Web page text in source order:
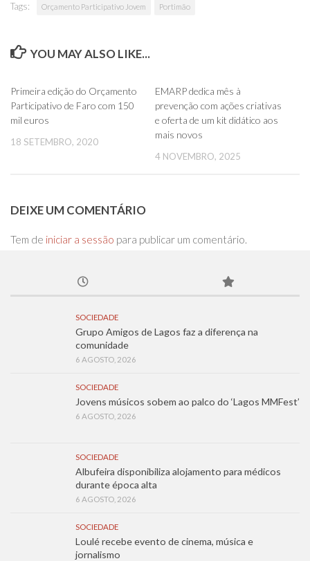
Tags: Orçamento Participativo Jovem Portimão
YOU MAY ALSO LIKE...
Primeira edição do Orçamento
Participativo de Faro com 150
mil euros
18 SETEMBRO, 2020
EMARP dedica mês à
prevenção com ações criativas
e oferta de um kit didático aos
mais novos
4 NOVEMBRO, 2025
DEIXE UM COMENTÁRIO
Tem de iniciar a sessão para publicar um comentário.
SOCIEDADE
Grupo Amigos de Lagos faz a diferença na
comunidade
6 AGOSTO, 2026
SOCIEDADE
Jovens músicos sobem ao palco do ‘Lagos MMFest’
6 AGOSTO, 2026
SOCIEDADE
Albufeira disponibiliza alojamento para médicos
durante época alta
6 AGOSTO, 2026
SOCIEDADE
Loulé recebe evento de cinema, música e
jornalismo